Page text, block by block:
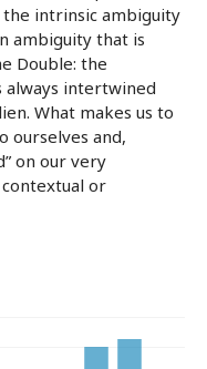
intrinsic ambiguity
ambiguity that is
Double: the
always intertwined
What makes us to
ourselves and,
on our very
contextual or